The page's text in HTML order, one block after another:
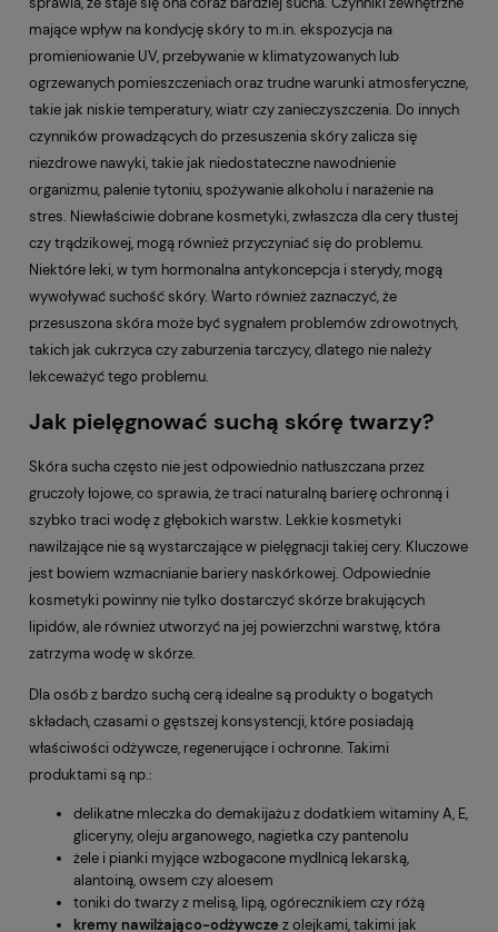
mające wpływ na kondycję skóry to m.in. ekspozycja na
promieniowanie UV, przebywanie w klimatyzowanych lub
ogrzewanych pomieszczeniach oraz trudne warunki atmosferyczne,
takie jak niskie temperatury, wiatr czy zanieczyszczenia. Do innych
czynników prowadzących do przesuszenia skóry zalicza się
niezdrowe nawyki, takie jak niedostateczne nawodnienie
organizmu, palenie tytoniu, spożywanie alkoholu i narażenie na
stres. Niewłaściwie dobrane kosmetyki, zwłaszcza dla cery tłustej
czy trądzikowej, mogą również przyczyniać się do problemu.
Niektóre leki, w tym hormonalna antykoncepcja i sterydy, mogą
wywoływać suchość skóry. Warto również zaznaczyć, że
przesuszona skóra może być sygnałem problemów zdrowotnych,
takich jak cukrzyca czy zaburzenia tarczycy, dlatego nie należy
lekceważyć tego problemu.
Jak pielęgnować suchą skórę twarzy?
Skóra sucha często nie jest odpowiednio natłuszczana przez
gruczoły łojowe, co sprawia, że traci naturalną barierę ochronną i
szybko traci wodę z głębokich warstw. Lekkie kosmetyki
nawilżające nie są wystarczające w pielęgnacji takiej cery. Kluczowe
jest bowiem wzmacnianie bariery naskórkowej. Odpowiednie
kosmetyki powinny nie tylko dostarczyć skórze brakujących
lipidów, ale również utworzyć na jej powierzchni warstwę, która
zatrzyma wodę w skórze.
Dla osób z bardzo suchą cerą idealne są produkty o bogatych
składach, czasami o gęstszej konsystencji, które posiadają
właściwości odżywcze, regenerujące i ochronne. Takimi
produktami są np.:
delikatne mleczka do demakijażu z dodatkiem witaminy A, E,
gliceryny, oleju arganowego, nagietka czy pantenolu
żele i pianki myjące wzbogacone mydlnicą lekarską,
alantoiną, owsem czy aloesem
toniki do twarzy z melisą, lipą, ogórecznikiem czy różą
kremy nawilżająco-odżywczez olejkami, takimi jak